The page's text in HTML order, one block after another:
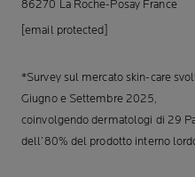
86270 La Roche-Posay France
[email protected]
*Survey sul mercato skin-care
Giugno e Settembre 2025,
coinvolgendo dermatologi di 29
dell’80% del prodotto interno